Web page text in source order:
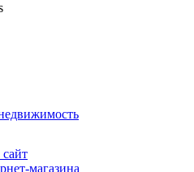
магазина